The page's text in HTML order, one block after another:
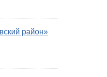
район»